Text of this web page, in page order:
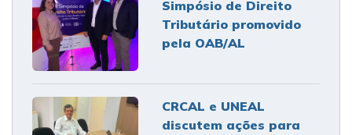
Simpósio de Direito
Tributário promovido
pela OAB/AL
CRCAL e UNEAL
discutem ações para